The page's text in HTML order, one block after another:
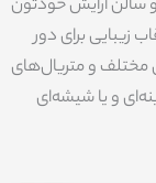
سالن آرایش خودتون
برای دور
مختلف و متریال‌های
و یا شیشه‌ای